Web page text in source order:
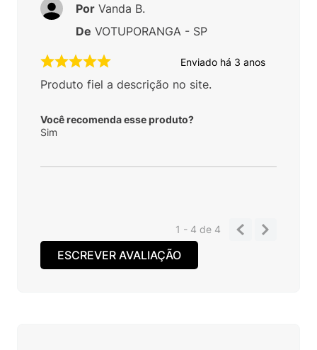
Enviado há 3 anos
Produto fiel a descrição no site.
Você recomenda esse produto?
Sim
Por Vanda B.
De VOTUPORANGA - SP
1 - 4de 4
ESCREVER AVALIAÇÃO